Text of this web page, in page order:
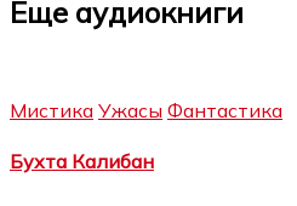
Еще аудиокниги
Мистика Ужасы Фантастика
Бухта Калибан